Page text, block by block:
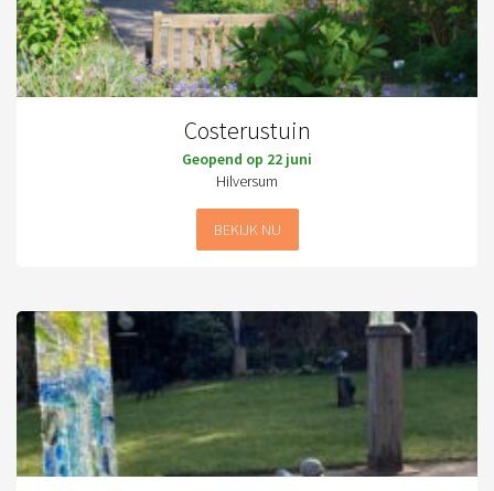
Costerustuin
Geopend op 22 juni
Hilversum
BEKIJK NU